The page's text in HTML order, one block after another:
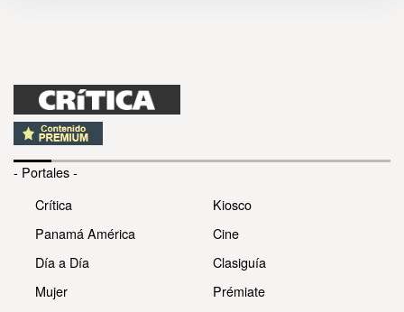
- Portales -
Crítica
Panamá América
Día a Día
Mujer
Kiosco
Cine
Clasiguía
Prémiate